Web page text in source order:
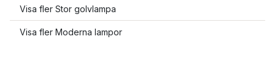
Visa fler Stor golvlampa
Visa fler Moderna lampor